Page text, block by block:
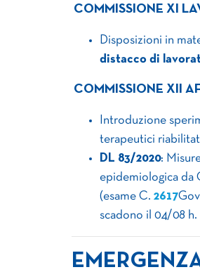
COMMISSIONE XI
Disposizioni in
distacco di
COMMISSIONE XII
Introduzione
terapeutici
DL 83/2020:
epidemiologica da
(esame C. 2617
scadono il 04/08 h.